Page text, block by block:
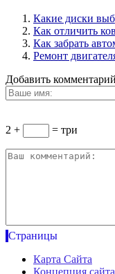
Какие диски
Как отличить
Как забрать
Ремонт
Добавить комментарий
2 + = три
Страницы
Карта Сайта